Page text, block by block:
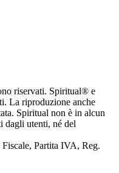
riservati. Spiritual® e
La riproduzione anche
Spiritual non è in alcun
dagli utenti, né del
Partita IVA, Reg.